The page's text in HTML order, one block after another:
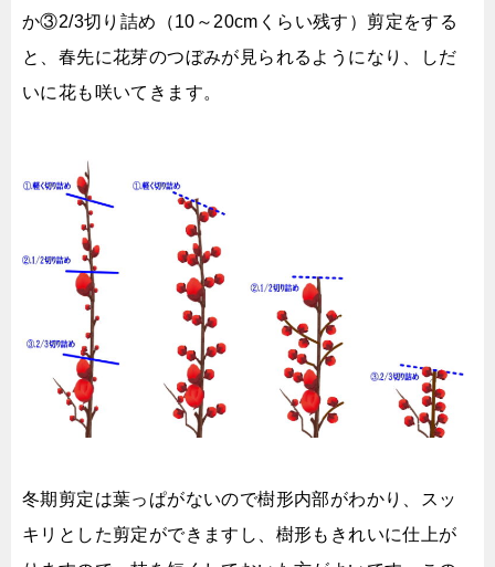
か③2/3切り詰め（10～20cmくらい残す）剪定をする
と、春先に花芽のつぼみが見られるようになり、しだ
いに花も咲いてきます。
冬期剪定は葉っぱがないので樹形内部がわかり、スッ
キリとした剪定ができますし、樹形もきれいに仕上が